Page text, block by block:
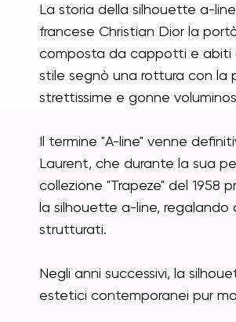
La storia della silhouette a-
francese Christian Dior la
composta da cappotti e abiti
stile segnò una rottura con la
strettissime e gonne
Il termine "A-line" venne
Laurent, che durante la sua
collezione "Trapeze" del
la silhouette a-line, regalando
strutturati.
Negli anni successivi, la
estetici contemporanei pur